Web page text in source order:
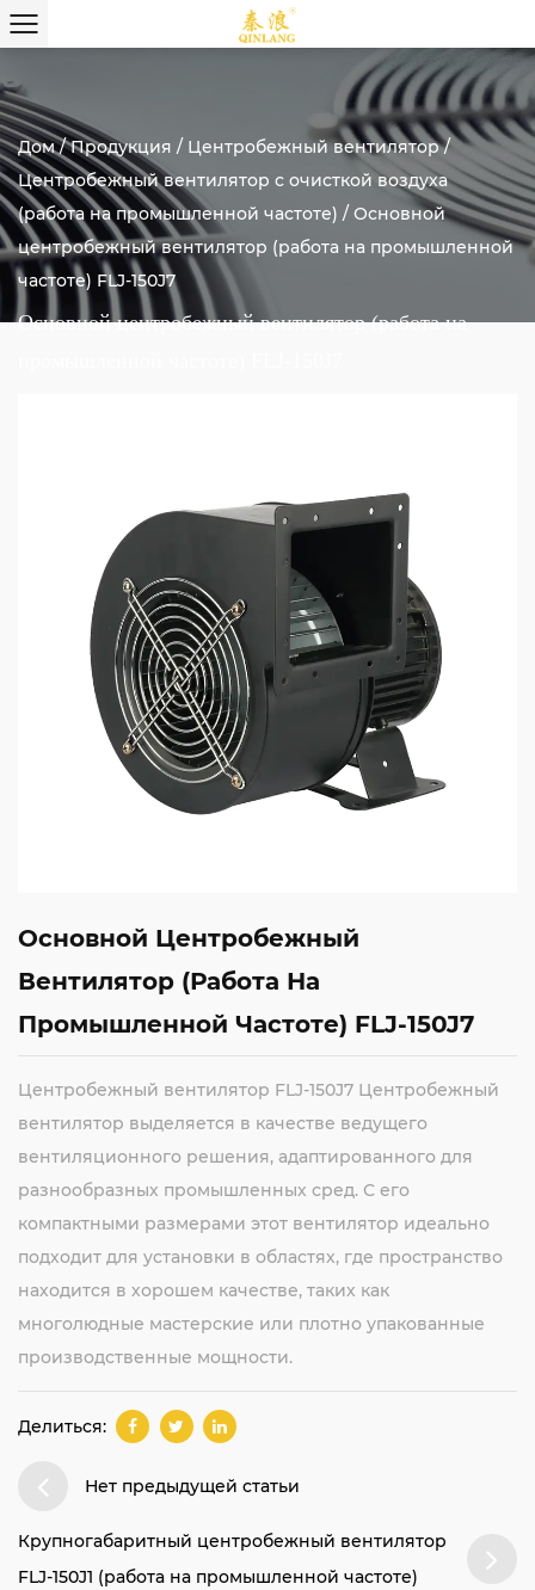
Дом/Продукция / Центробежный вентилятор/
Центробежный вентилятор с очисткой воздуха
(работа на промышленной частоте) / Основной
центробежный вентилятор (работа на промышленной
частоте) FLJ-150J7
Основной центробежный вентилятор (работа на
Основной Центробежный
Вентилятор (работа На
Промышленной Частоте) FLJ-150J7
Центробежный вентилятор FLJ-150J7 Центробежный
вентилятор выделяется в качестве ведущего
вентиляционного решения, адаптированного для
разнообразных промышленных сред. С его
компактными размерами этот вентилятор идеально
подходит для установки в областях, где пространство
находится в хорошем качестве, таких как
многолюдные мастерские или плотно упакованные
производственные мощности.
Делиться:
Нет предыдущей статьи
Крупногабаритный центробежный вентилятор
FLJ-150J1 (работа на промышленной частоте)